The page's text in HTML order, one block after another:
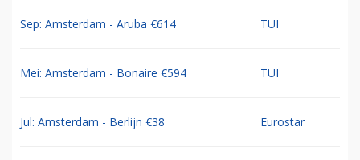
Sep: Amsterdam - Aruba €614 TUI
Mei: Amsterdam - Bonaire €594 TUI
Jul: Amsterdam - Berlijn €38 Eurostar